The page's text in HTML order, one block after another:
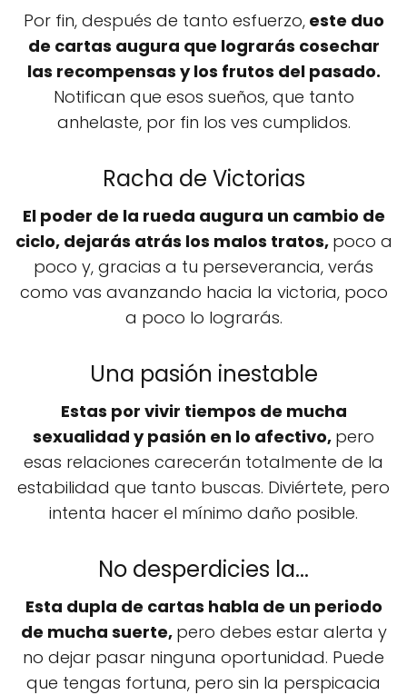
Por fin, después de tanto esfuerzo,este duo
de cartas augura que lograrás cosechar
las recompensas y los frutos del pasado.
Notifican que esos sueños, que tanto
anhelaste, por fin los ves cumplidos.
Racha de Victorias
El poder de la rueda augura un cambio de
ciclo, dejarás atrás los malos tratos, poco a
poco y, gracias a tu perseverancia, verás
como vas avanzando hacia la victoria, poco
a poco lo lograrás.
Una pasión inestable
Estas por vivir tiempos de mucha
sexualidad y pasión en lo afectivo, pero
esas relaciones carecerán totalmente de la
estabilidad que tanto buscas. Diviértete, pero
intenta hacer el mínimo daño posible.
No desperdicies la...
Esta dupla de cartas habla de un periodo
de mucha suerte, pero debes estar alerta y
no dejar pasar ninguna oportunidad. Puede
que tengas fortuna, pero sin la perspicacia